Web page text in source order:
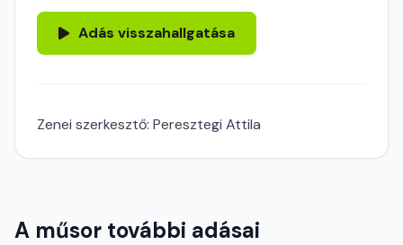
Adás visszahallgatása
Zenei szerkesztő: Peresztegi Attila
A műsor további adásai